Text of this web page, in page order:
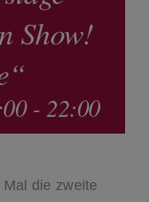
Show!
-22:00
Mal die zweite